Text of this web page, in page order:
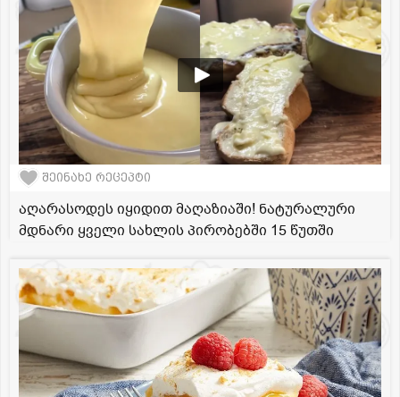
შეინახე რეცეპტი
აღარასოდეს იყიდით მაღაზიაში! ნატურალური
მდნარი ყველი სახლის პირობებში 15 წუთში